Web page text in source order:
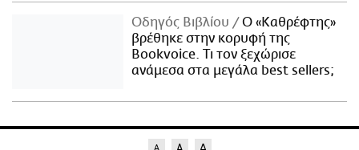
Οδηγός Βιβλίου
Ο «Καθρέφτης»
βρέθηκε στην κορυφή της
Bookvoice. Τι τον ξεχώρισε
ανάμεσα στα μεγάλα best sellers;